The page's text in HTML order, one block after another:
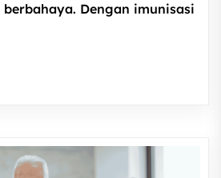
Dengan imunisasi